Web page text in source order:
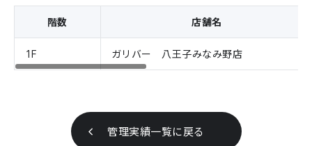
階数 店舗名
1F ガリバー 八王子みなみ野店
管理実績一覧に戻る